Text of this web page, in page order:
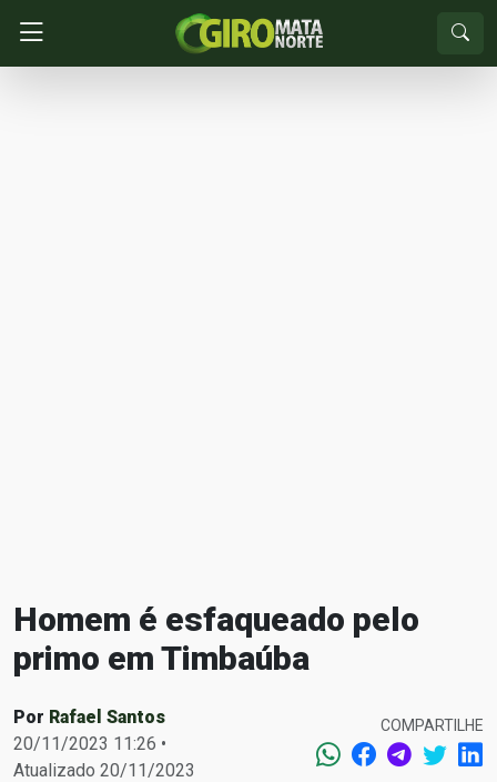
Homem é esfaqueado pelo
primo em Timbaúba
Por Rafael Santos
20/11/2023 11:26 •
Atualizado 20/11/2023
COMPARTILHE